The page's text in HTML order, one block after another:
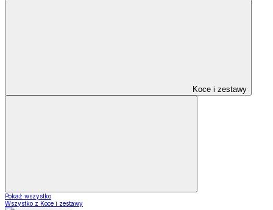
Koce i zestawy
Pokaż wszystko
Wszystko z Koce i zestawy